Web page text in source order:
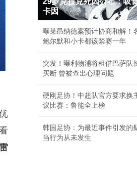
卡因
曝莱昂纳德案预计协商和解！
鲍尔默和小卡都该禁赛一年
突发！曝利物浦将租借巴萨队
买断 曾被查出心理问题
硬刚足协！中超队官方要求换
议比赛：鲁能全上榜
韩国足协：为最近事件引发的
当行为从未发生